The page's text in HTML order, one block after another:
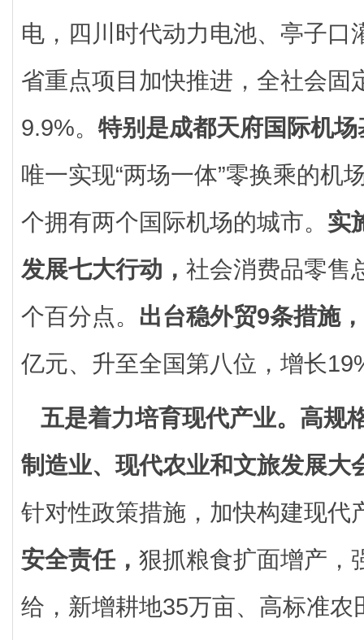
电，四川时代动力电池、亭子口
省重点项目加快推进，全社会固
9.9%。 特别是成都天府国际机
唯一实现“两场一体”零换乘的机
个拥有两个国际机场的城市。 实
发展七大行动， 社会消费品零售
个百分点。 出台稳外贸9条措施，
亿元、升至全国第八位，增长
五是着力培育现代产业。 高规
制造业、现代农业和文旅发展大
针对性政策措施，加快构建现代
安全责任， 狠抓粮食扩面增产，
给，新增耕地35万亩、高标准农